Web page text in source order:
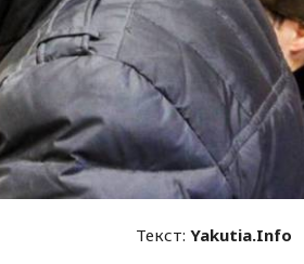
Текст:Yakutia.Info